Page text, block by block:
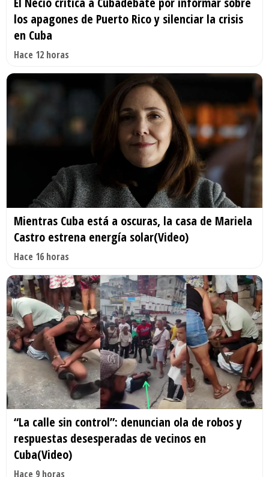
los apagones de Puerto Rico y silenciar la crisis
en Cuba
Hace 12 horas
Mientras Cuba está a oscuras, la casa de Mariela
Castro estrena energía solar(Video)
Hace 16 horas
“La calle sin control”: denuncian ola de robos y
respuestas desesperadas de vecinos en
Cuba(Video)
Hace 9 horas